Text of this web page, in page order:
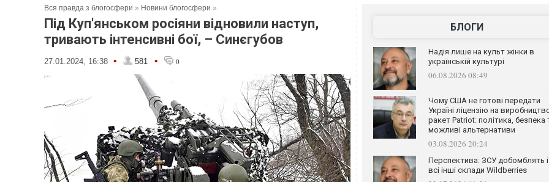
Вся правда з блогосфери » Новини блогосфери »
Під Куп'янськом росіяни відновили наступ,
тривають інтенсивні бої, – Синєгубов
27.01.2024, 16:38 • 581 • 0
БЛОГИ
Надія лише на культ жінки в
українській культурі
06.08.2026 08:49
Чому США не готові передати
Україні ліцензію на
ракет Patriot: політика, безпека
можливі альтернативи
03.08.2026 20:24
Перспектива: ЗСУ добомблять і
всі інші склади Wildberries